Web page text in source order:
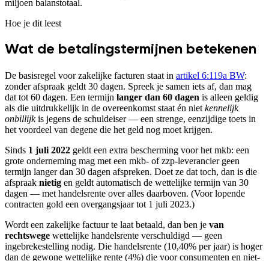
miljoen balanstotaal.
Hoe je dit leest
Wat de betalingstermijnen betekenen
De basisregel voor zakelijke facturen staat in artikel 6:119a BW:
zonder afspraak geldt 30 dagen. Spreek je samen iets af, dan mag
dat tot 60 dagen. Een termijn langer dan 60 dagen is alleen geldig
als die uitdrukkelijk in de overeenkomst staat én niet kennelijk
onbillijkis jegens de schuldeiser — een strenge, eenzijdige toets in
het voordeel van degene die het geld nog moet krijgen.
Sinds 1 juli 2022 geldt een extra bescherming voor het mkb: een
grote onderneming mag met een mkb- of zzp-leverancier geen
termijn langer dan 30 dagen afspreken. Doet ze dat toch, dan is die
afspraak nietig en geldt automatisch de wettelijke termijn van 30
dagen — met handelsrente over alles daarboven. (Voor lopende
contracten gold een overgangsjaar tot 1 juli 2023.)
Wordt een zakelijke factuur te laat betaald, dan ben je van
rechtswege wettelijke handelsrente verschuldigd — geen
ingebrekestelling nodig. Die handelsrente (10,40% per jaar) is hoger
dan de gewone wettelijke rente (4%) die voor consumenten en niet-